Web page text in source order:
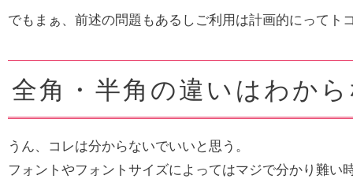
でもまぁ、前述の問題もあるしご利用は計画的にってト
全角・半角の違いはわか
うん、コレは分からないでいいと思う。
フォントやフォントサイズによってはマジで分かり難い